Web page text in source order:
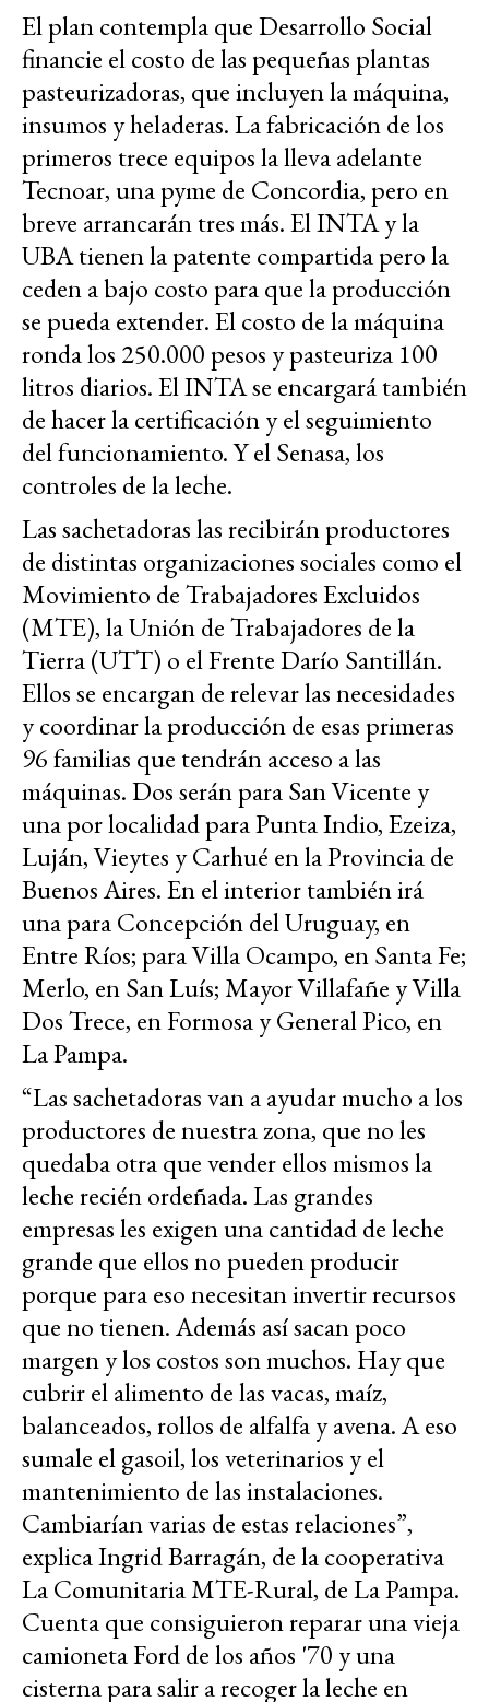
El plan contempla que Desarrollo Social
financie el costo de las pequeñas plantas
pasteurizadoras, que incluyen la máquina,
insumos y heladeras. La fabricación de los
primeros trece equipos la lleva adelante
Tecnoar, una pyme de Concordia, pero en
breve arrancarán tres más. El INTA y la
UBA tienen la patente compartida pero la
ceden a bajo costo para que la producción
se pueda extender. El costo de la máquina
ronda los 250.000 pesos y pasteuriza 100
litros diarios. El INTA se encargará también
de hacer la certificación y el seguimiento
del funcionamiento. Y el Senasa, los
controles de la leche.
Las sachetadoras las recibirán productores
de distintas organizaciones sociales como el
Movimiento de Trabajadores Excluidos
(MTE), la Unión de Trabajadores de la
Tierra (UTT) o el Frente Darío Santillán.
Ellos se encargan de relevar las necesidades
y coordinar la producción de esas primeras
96 familias que tendrán acceso a las
máquinas. Dos serán para San Vicente y
una por localidad para Punta Indio, Ezeiza,
Luján, Vieytes y Carhué en la Provincia de
Buenos Aires. En el interior también irá
una para Concepción del Uruguay, en
Entre Ríos; para Villa Ocampo, en Santa Fe;
Merlo, en San Luís; Mayor Villafañe y Villa
Dos Trece, en Formosa y General Pico, en
La Pampa.
“Las sachetadoras van a ayudar mucho a los
productores de nuestra zona, que no les
quedaba otra que vender ellos mismos la
leche recién ordeñada. Las grandes
empresas les exigen una cantidad de leche
grande que ellos no pueden producir
porque para eso necesitan invertir recursos
que no tienen. Además así sacan poco
margen y los costos son muchos. Hay que
cubrir el alimento de las vacas, maíz,
balanceados, rollos de alfalfa y avena. A eso
sumale el gasoil, los veterinarios y el
mantenimiento de las instalaciones.
Cambiarían varias de estas relaciones”,
explica Ingrid Barragán, de la cooperativa
La Comunitaria MTE-Rural, de La Pampa.
Cuenta que consiguieron reparar una vieja
camioneta Ford de los años '70 y una
cisterna para salir a recoger la leche en